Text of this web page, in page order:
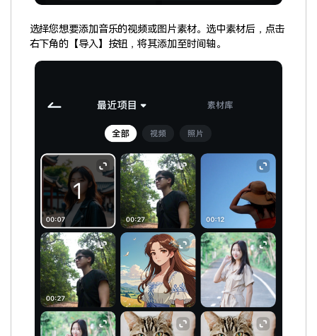
选择您想要添加音乐的视频或图片素材。选中素材后，点击
右下角的【导入】按钮，将其添加至时间轴。